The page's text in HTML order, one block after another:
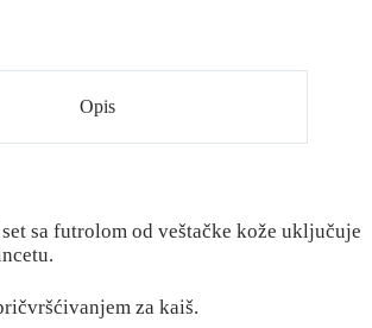
Opis
sa futrolom od veštačke kože uključuje
za kaiš.